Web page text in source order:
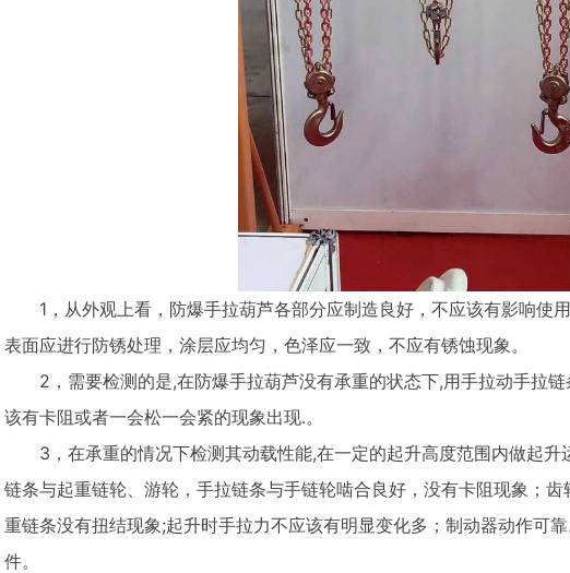
1，从外观上看，防爆手拉葫芦各部分应制造良好，不应该有影响使
表面应进行防锈处理，涂层应均匀，色泽应一致，不应有锈蚀现象。
2，需要检测的是,在防爆手拉葫芦没有承重的状态下,用手拉动手拉链
该有卡阻或者一会松一会紧的现象出现.。
3，在承重的情况下检测其动载性能,在一定的起升高度范围内做起升
链条与起重链轮、游轮，手拉链条与手链轮啮合良好，没有卡阻现象；
重链条没有扭结现象;起升时手拉力不应该有明显变化多；制动器动作可
件。